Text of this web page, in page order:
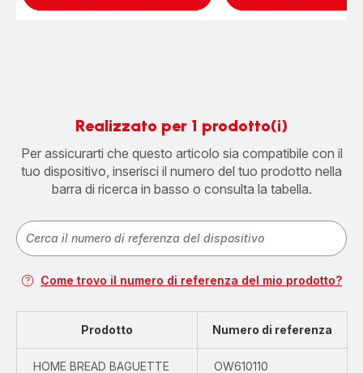
Realizzato per 1 prodotto(i)
Per assicurarti che questo articolo sia compatibile con il
tuo dispositivo, inserisci il numero del tuo prodotto nella
barra di ricerca in basso o consulta la tabella.
Come trovo il numero di referenza del mio prodotto?
Prodotto Numero di referenza
HOME BREAD BAGUETTE OW610110